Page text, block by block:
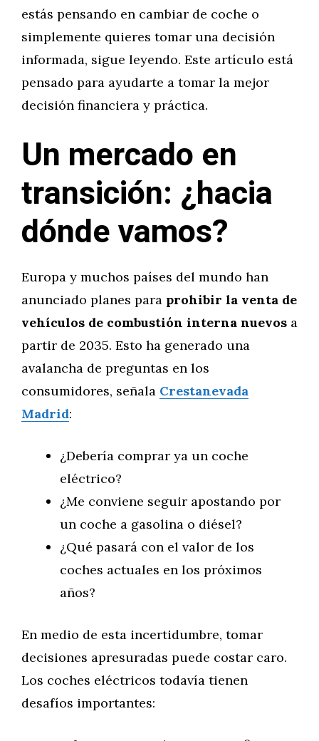
estás pensando en cambiar de coche o
simplemente quieres tomar una decisión
informada, sigue leyendo. Este artículo está
pensado para ayudarte a tomar la mejor
decisión financiera y práctica.
Un mercado en
transición: ¿hacia
dónde vamos?
Europa y muchos países del mundo han
anunciado planes para prohibir la venta de
vehículos de combustión interna nuevos a
partir de 2035. Esto ha generado una
avalancha de preguntas en los
consumidores, señala Crestanevada
Madrid:
¿Debería comprar ya un coche
eléctrico?
¿Me conviene seguir apostando por
un coche a gasolina o diésel?
¿Qué pasará con el valor de los
coches actuales en los próximos
años?
En medio de esta incertidumbre, tomar
decisiones apresuradas puede costar caro.
Los coches eléctricos todavía tienen
desafíos importantes: